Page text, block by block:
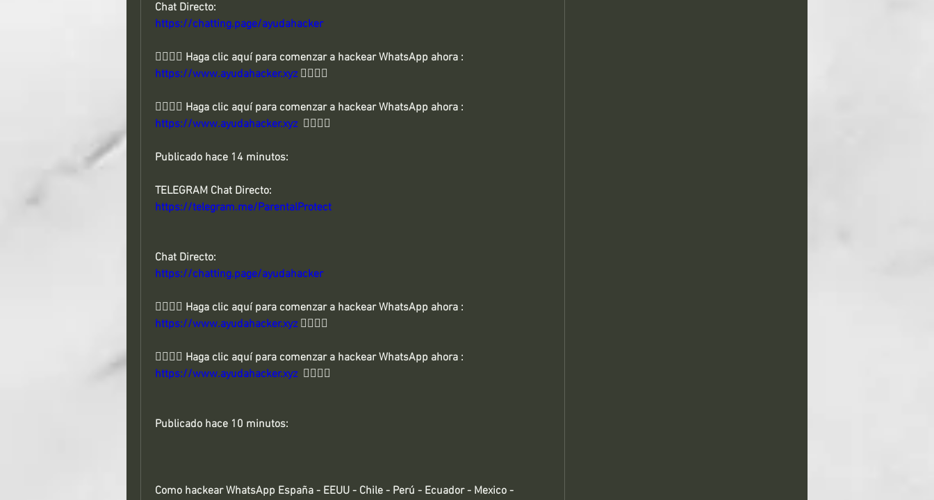
Chat Directo:
https://chatting.page/ayudahacker
https://www.ayudahacker.xyz 👈🏻👈🏻
https://www.ayudahacker.xyz 👈🏻👈🏻
Publicado hace 14 minutos:
TELEGRAM Chat Directo:
https://telegram.me/ParentalProtect
Chat Directo:
https://chatting.page/ayudahacker
https://www.ayudahacker.xyz 👈🏻👈🏻
https://www.ayudahacker.xyz 👈🏻👈🏻
Publicado hace 10 minutos:
Como hackear WhatsApp España - EEUU - Chile - Perú - Ecuador - Mexico -